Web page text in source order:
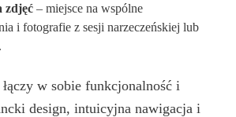
zdjęć – miejsce na wspólne
i fotografie z sesji narzeczeńskiej lub
w sobie funkcjonalność i
design, intuicyjna nawigacja i